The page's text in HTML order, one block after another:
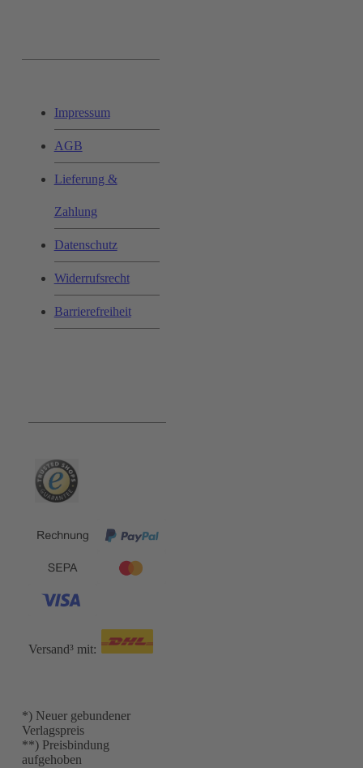
Impressum
AGB
Lieferung &
Zahlung
Datenschutz
Widerrufsrecht
Barrierefreiheit
Versand³ mit:
*) Neuer gebundener
Verlagspreis
**) Preisbindung
aufgehoben